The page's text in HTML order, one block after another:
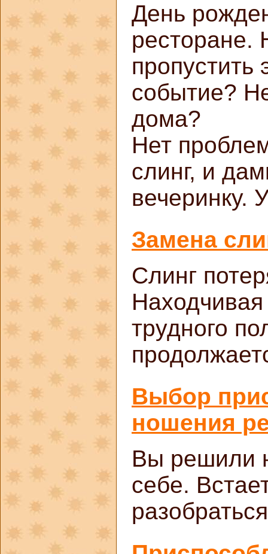
День
ресторане.
пропустить
событие?
дома?
Нет
слинг, и
вечеринку.
Замена
Слинг
трудного
Выбор
ношения
Вы решили
себе.